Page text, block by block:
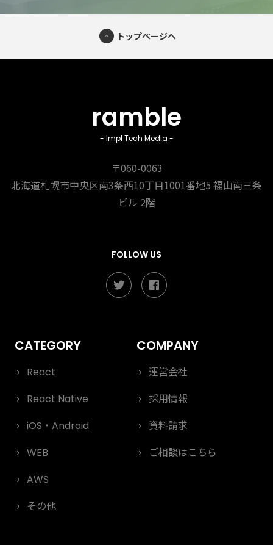
トップページへ
ramble
- Impl Tech Media -
〒060-0063
北海道札幌市中央区南3条西10丁目1001番地5 福山南三条
ビル 2階
FOLLOW US
React
React Native
iOS・Android
WEB
AWS
その他
運営会社
採用情報
資料請求
ご相談はこちら